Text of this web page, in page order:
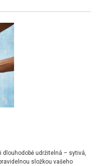
dlouhodobě udržitelná – sytivá,
složkou vašeho